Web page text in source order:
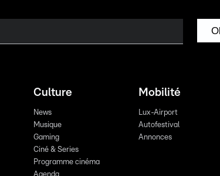
Culture
News
Musique
Gaming
Ciné & Series
Programme cinéma
Mobilité
Lux-Airport
Autofestival
Annonces